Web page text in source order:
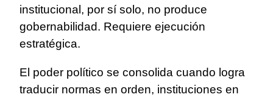
institucional, por sí solo, no produce
gobernabilidad. Requiere ejecución
estratégica.
El poder político se consolida cuando logra
traducir normas en orden, instituciones en